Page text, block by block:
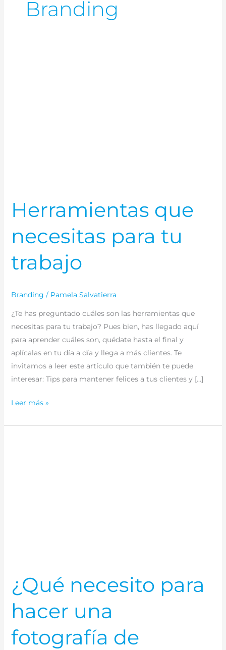
Branding
Herramientas que
necesitas para tu
trabajo
Branding / Pamela Salvatierra
¿Te has preguntado cuáles son las herramientas que
necesitas para tu trabajo? Pues bien, has llegado aquí
para aprender cuáles son, quédate hasta el final y
aplícalas en tu día a día y llega a más clientes. Te
invitamos a leer este artículo que también te puede
interesar: Tips para mantener felices a tus clientes y […]
Leer más »
¿Qué necesito para
hacer una
fotografía de